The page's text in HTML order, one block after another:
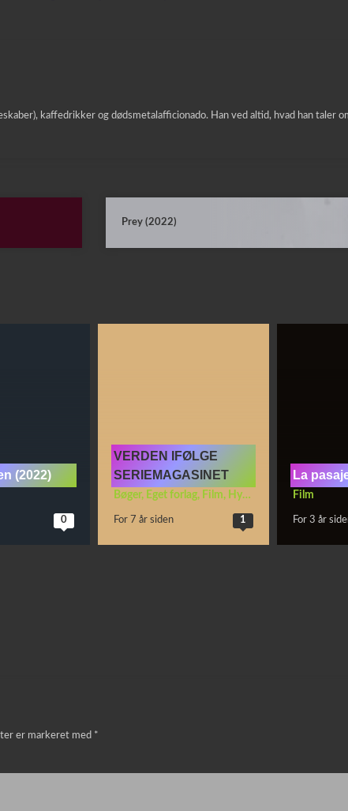
kaffedrikker og dødsmetalafficionado. Han ved altid, hvad han taler
Prey (2022)
(2022)
0
VERDEN IFØLGE
SERIEMAGASINET
Bøger, Eget forlag, Film, Hygge Tegneserier
For 7 år siden 1
La
Film
For 3 år
er markeret med *